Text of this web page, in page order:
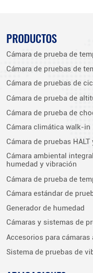
PRODUCTOS
Cámara de prueba de
Cámara de pruebas de
Cámara de pruebas de
Cámara de prueba de
Cámara de prueba de
Cámara climática walk-in
Cámara de pruebas HALT
Cámara ambiental
humedad y vibración
Cámara de prueba de
Cámara estándar de
Generador de humedad
Cámaras y sistemas de
Accesorios para cámaras
Sistema de pruebas de